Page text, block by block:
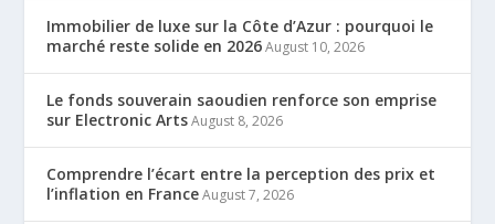
Immobilier de luxe sur la Côte d’Azur : pourquoi le
marché reste solide en 2026 August 10, 2026
Le fonds souverain saoudien renforce son emprise
sur Electronic Arts August 8, 2026
Comprendre l’écart entre la perception des prix et
l’inflation en France August 7, 2026